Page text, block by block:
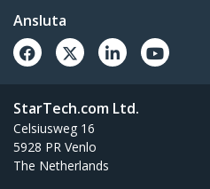
Ansluta
StarTech.com Ltd.
Celsiusweg 16
5928 PR Venlo
The Netherlands